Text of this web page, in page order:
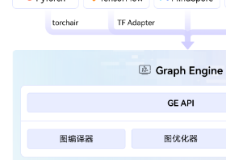
子
直
播
的
活
动
我
的
关
注
我
的
开
我
的
我